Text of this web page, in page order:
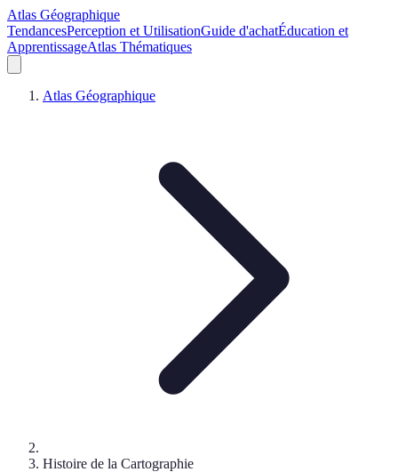
Atlas Géographique
TendancesPerception et UtilisationGuide d'achatÉducation et
ApprentissageAtlas Thématiques
Atlas Géographique
Histoire de la Cartographie